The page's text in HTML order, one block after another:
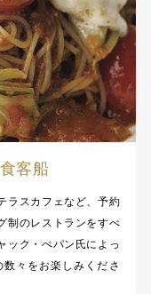
客船
ラスカフェなど、予約
制のレストランをすべ
ック・ぺパン氏によっ
々をお楽しみくださ